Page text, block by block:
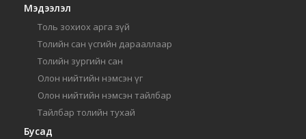
Мэдээлэл
Толь зохиох арга зүй
Толийн сан үсгийн дарааллаар
Толийн зургийн сан
Олон нийтийн нэмсэн үг
Олон нийтийн нэмсэн тайлбар
Тайлбар толийн тухай
Бусад